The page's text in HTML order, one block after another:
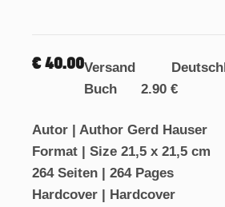
€40.00Versand
Buch 2.90 €
Autor | Author Gerd Hauser
Format | Size 21,5 x 21,5 cm
264 Seiten | 264 Pages
Hardcover | Hardcover